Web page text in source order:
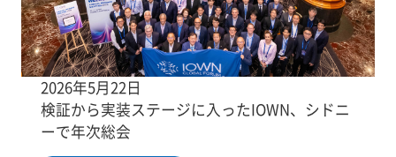
2026年5月22日
検証から実装ステージに入ったIOWN、シドニ
ーで年次総会